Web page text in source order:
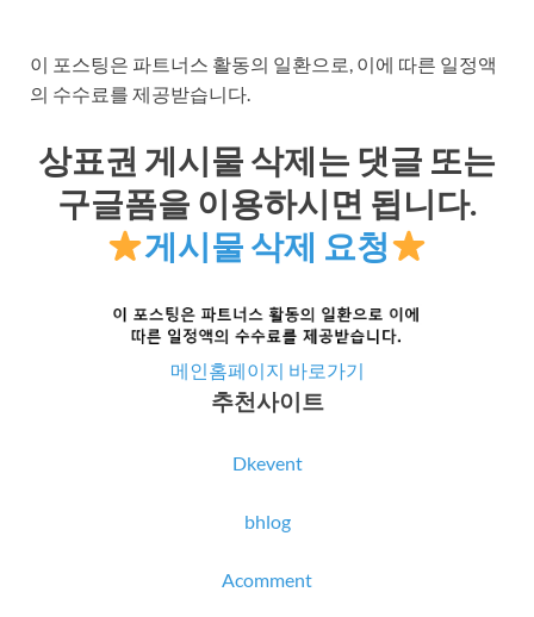
이 포스팅은 파트너스 활동의 일환으로, 이에 따른 일정액
의 수수료를 제공받습니다.
상표권 게시물 삭제는 댓글 또는
구글폼을 이용하시면 됩니다.
게시물 삭제 요청
메인홈페이지 바로가기
추천사이트
Dkevent
bhlog
Acomment